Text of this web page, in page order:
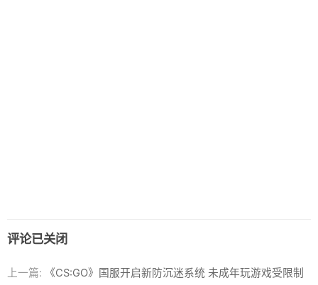
评论已关闭
上一篇:
《CS:GO》国服开启新防沉迷系统 未成年玩游戏受限制